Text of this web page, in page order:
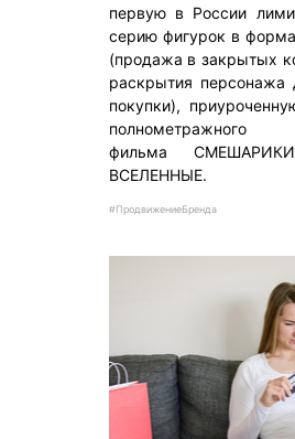
первую в России
серию фигурок в
(продажа в закрытых
раскрытия персонажа
покупки),
полнометражного
фильма
ВСЕЛЕННЫЕ.
#ПродвижениеБренда